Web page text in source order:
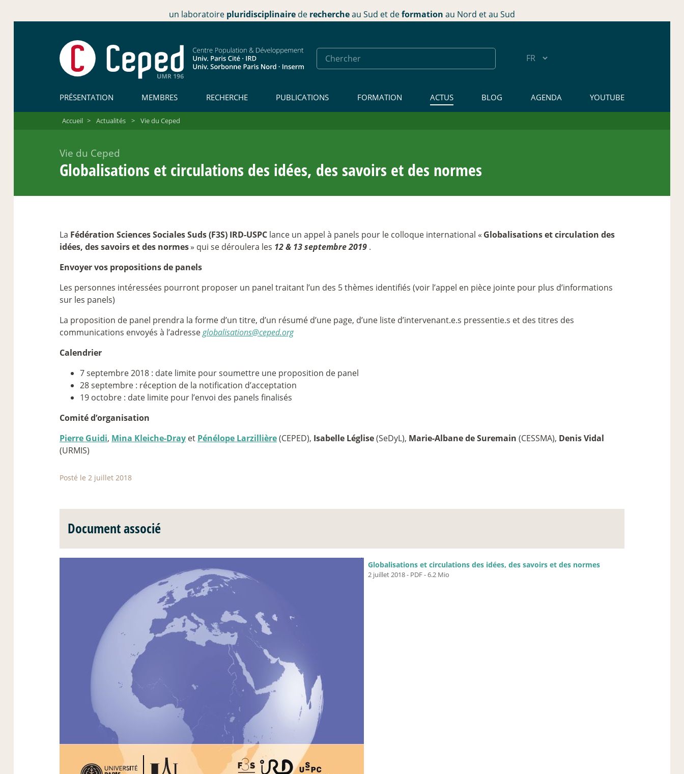
un laboratoire pluridisciplinaire de rechercheau Sud et deformation au Nord et au Sud
PRÉSENTATION MEMBRES RECHERCHE PUBLICATIONS FORMATION ACTUS BLOG AGENDA YOUTUBE
Accueil > Actualités > Vie du Ceped
Vie du Ceped
Globalisations et circulations des idées, des savoirs et des normes
La Fédération Sciences Sociales Suds (F3S) IRD-USPC lance un appel à panels pour le colloque international « Globalisations et circulation des
idées, des savoirs et des normes» qui se déroulera les 12 & 13 septembre 2019 .
Envoyer vos propositions de panels
Les personnes intéressées pourront proposer un panel traitant l’un des 5 thèmes identifiés (voir l’appel en pièce jointe pour plus d’informations
sur les panels)
La proposition de panel prendra la forme d’un titre, d’un résumé d’une page, d’une liste d’intervenant.e.s pressentie.s et des titres des
communications envoyés à l’adresseglobalisations@ceped.org
Calendrier
7 septembre 2018 : date limite pour soumettre une proposition de panel
28 septembre : réception de la notification d’acceptation
19 octobre : date limite pour l’envoi des panels finalisés
Comité d’organisation
Pierre Guidi, Mina Kleiche-Dray et Pénélope Larzillière(CEPED), Isabelle Léglise(SeDyL), Marie-Albane de Suremain (CESSMA), Denis Vidal
(URMIS)
Posté le 2 juillet 2018
Document associé
Globalisations et circulations des idées, des savoirs et des normes
2 juillet 2018- PDF-6.2 Mio